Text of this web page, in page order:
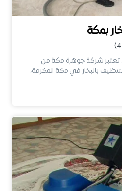
بمكة
تعتبر شركة جوهرة مكة من
بالبخار في مكة المكرمة،